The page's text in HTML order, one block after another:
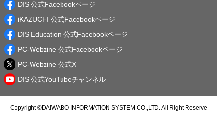
DIS 公式Facebookページ
iKAZUCHI 公式Facebookページ
DIS Education 公式Facebookページ
PC-Webzine 公式Facebookページ
PC-Webzine 公式X
DIS 公式YouTubeチャンネル
Copyright ©DAIWABO INFORMATION SYSTEM CO.,LTD.All Right Reserve